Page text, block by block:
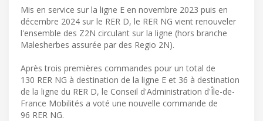
Mis en service sur la ligne E en novembre 2023 puis en
décembre 2024 sur le RER D, le RER NG vient renouveler
l'ensemble des Z2N circulant sur la ligne (hors branche
Malesherbes assurée par des Regio 2N).
Après trois premières commandes pour un total de
130 RER NG à destination de la ligne E et 36 à destination
de la ligne du RER D, le Conseil d'Administration d'Île-de-
France Mobilités a voté une nouvelle commande de
96 RER NG.